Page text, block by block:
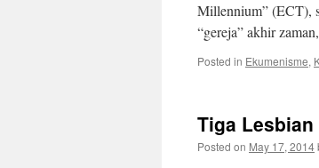
Millennium” (ECT),
“gereja” akhir
Posted in Ekumenisme,
Tiga Lesbian
Posted on May 17, 2014